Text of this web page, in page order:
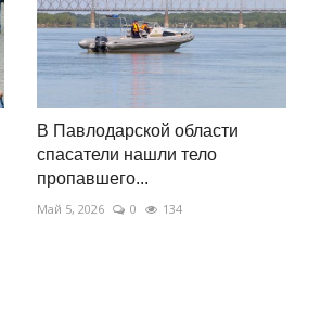
В Павлодарской области
спасатели нашли тело
пропавшего...
Май 5, 2026 0 134